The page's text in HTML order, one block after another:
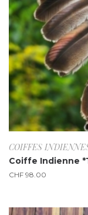
COIFFES
Coiffe Indienne
CHF 98.00